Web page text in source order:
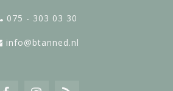
075 - 303 03 30
info@btanned.nl